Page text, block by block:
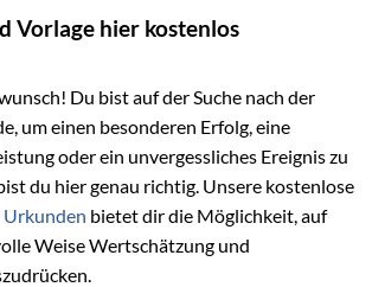
Vorlage hier kostenlos
Du bist auf der Suche nach der
um einen besonderen Erfolg, eine
oder ein unvergessliches Ereignis zu
du hier genau richtig. Unsere kostenlose
Urkunden bietet dir die Möglichkeit, auf
Weise Wertschätzung und